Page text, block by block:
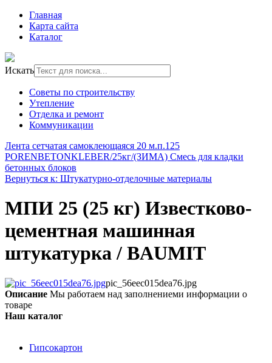
Главная
Карта сайта
Каталог
Искать
Советы по строительству
Утепление
Отделка и ремонт
Коммуникации
Лента сетчатая самоклеющаяся 20 м.п.125
PORENBETONKLEBER/25кг/(ЗИМА) Смесь для кладки
бетонных блоков
Вернуться к: Штукатурно-отделочные материалы
МПИ 25 (25 кг) Известково-
цементная машинная
штукатурка / BAUMIT
pic_56eec015dea76.jpg
Описание Мы работаем над заполнениеми информации о
товаре
Наш каталог
Гипсокартон